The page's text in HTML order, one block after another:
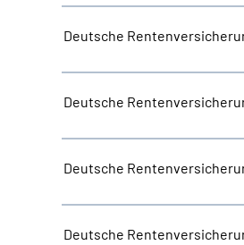
Deutsche
Deutsche
Deutsche
Deutsche